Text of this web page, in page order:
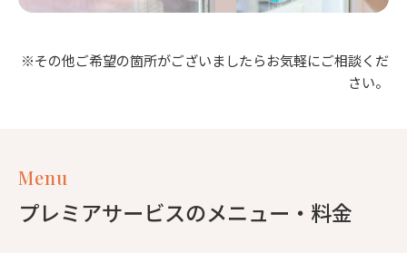
※その他ご希望の箇所がございましたらお気軽にご相談くだ
さい。
Menu
プレミアサービスのメニュー・料金